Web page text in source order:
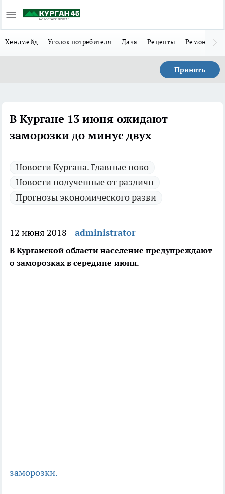
Хендмейд Уголок потребителя Дача Рецепты Ремонт
Принять
В Кургане 13 июня ожидают
заморозки до минус двух
Новости Кургана. Главные ново
Новости полученные от различн
Прогнозы экономического разви
12 июня 2018 administrator
В Курганской области население предупреждают
о заморозках в середине июня.
заморозки.